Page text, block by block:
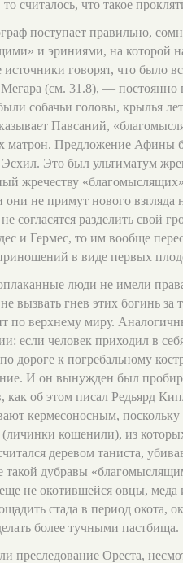
считалось, что такое
поступает правильно,
и эриниями, на которой
говорят, что было
(см. 31.8), — постоянно
собачьи головы, крылья
Павсаний,
матрон. Предложение Афины
Эсхил. Это был ультиматум
жречеству
они не примут нового взгляда
согласятся разделить свой
и Гермес, то им вообще
в виде первых
люди не имели
вызвать гнев этих богинь
по верхнему миру.
если человек приходил в
дороге к погребальному
И он вынужден был
как об этом писал Редьярд
кермесоносным,
кошенили), из
деревом таниста,
дубравы
не окотившейся овцы,
стада в период окота,
более тучными пастбища.
преследование Ореста,